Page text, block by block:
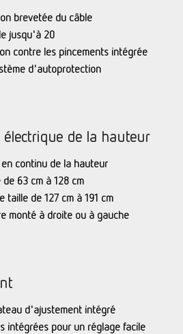
brevetée du câble
jusqu'à 20
contre les pincements intégrée
d'autoprotection
électrique de la hauteur
continu de la hauteur
de 63 cm à 128 cm
taille de 127 cm à 191 cm
monté à droite ou à gauche
d'ajustement intégré
intégrées pour un réglage facile